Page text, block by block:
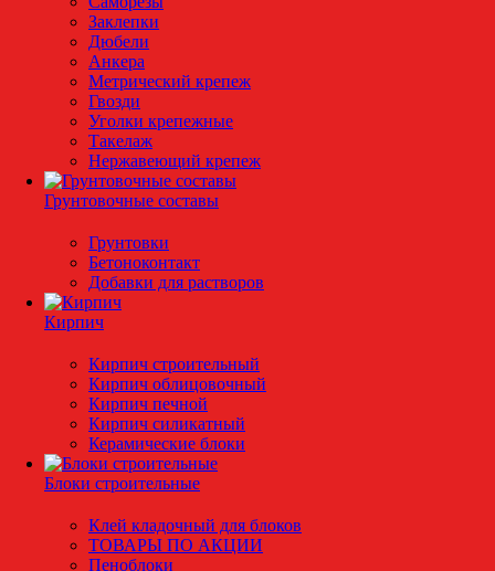
Заклепки
Дюбели
Анкера
Метрический крепеж
Гвозди
Уголки крепежные
Такелаж
Нержавеющий крепеж
Грунтовочные составы
Грунтовки
Бетоноконтакт
Добавки для растворов
Кирпич
Кирпич строительный
Кирпич облицовочный
Кирпич печной
Кирпич силикатный
Керамические блоки
Блоки строительные
Клей кладочный для блоков
ТОВАРЫ ПО АКЦИИ
Пеноблоки